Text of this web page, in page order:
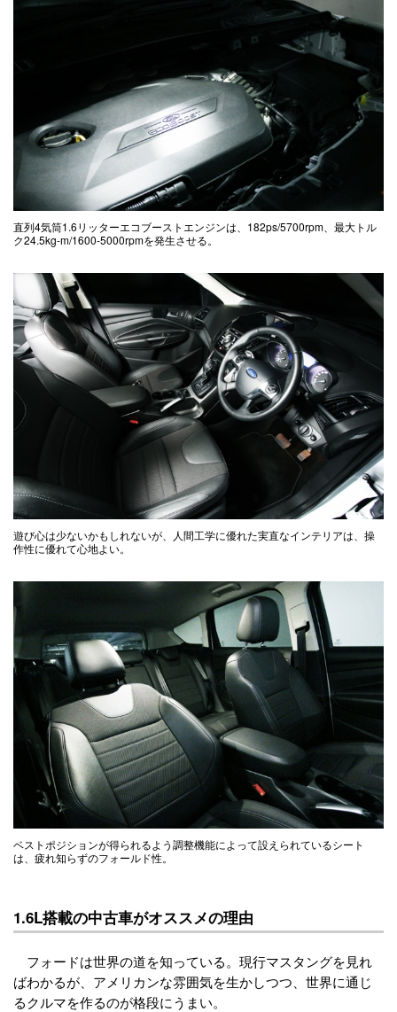
直列4気筒1.6リッターエコブーストエンジンは、182ps/5700rpm、最大トル
ク24.5kg-m/1600-5000rpmを発生させる。
遊び心は少ないかもしれないが、人間工学に優れた実直なインテリアは、操
作性に優れて心地よい。
ベストポジションが得られるよう調整機能によって設えられているシート
は、疲れ知らずのフォールド性。
1.6L搭載の中古車がオススメの理由
フォードは世界の道を知っている。現行マスタングを見れ
ばわかるが、アメリカンな雰囲気を生かしつつ、世界に通じ
るクルマを作るのが格段にうまい。